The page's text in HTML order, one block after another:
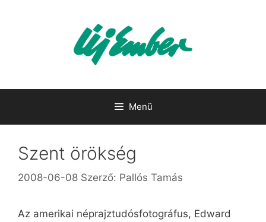
Menü
Szent örökség
2008-06-08 Szerző: Pallós Tamás
Az amerikai néprajztudósfotográfus, Edward